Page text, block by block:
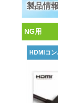
製品情報
NG用
HDMIコ